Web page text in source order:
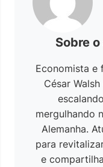
Sobre
Economista e
César
mergulhando
Alemanha.
para
e